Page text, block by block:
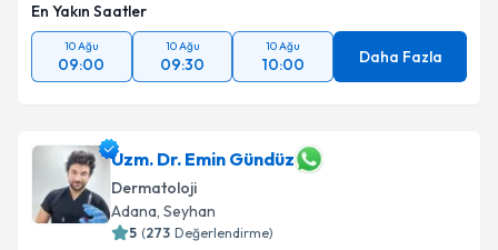
En Yakın Saatler
10 Ağu
09:00
10 Ağu
09:30
10 Ağu
10:00 Daha Fazla
Uzm. Dr. Emin Gündüz
Dermatoloji
Adana, Seyhan
5 (273 Değerlendirme)